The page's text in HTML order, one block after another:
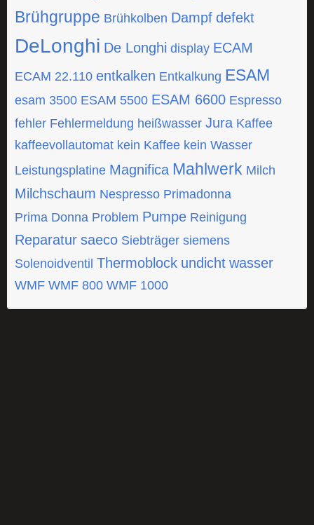
Brühgruppe Brühkolben Dampf defekt
DeLonghi De Longhi display ECAM
ECAM 22.110 entkalken Entkalkung ESAM
esam 3500 ESAM 5500 ESAM 6600 Espresso
fehler Fehlermeldung heißwasser Jura Kaffee
kaffeevollautomat kein Kaffee kein Wasser
Leistungsplatine Magnifica Mahlwerk Milch
Milchschaum Nespresso Primadonna
Prima Donna Problem Pumpe Reinigung
Reparatur saeco Siebträger siemens
Solenoidventil Thermoblock undicht wasser
WMF WMF 800 WMF 1000